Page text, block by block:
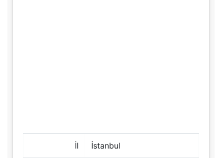
İl İstanbul